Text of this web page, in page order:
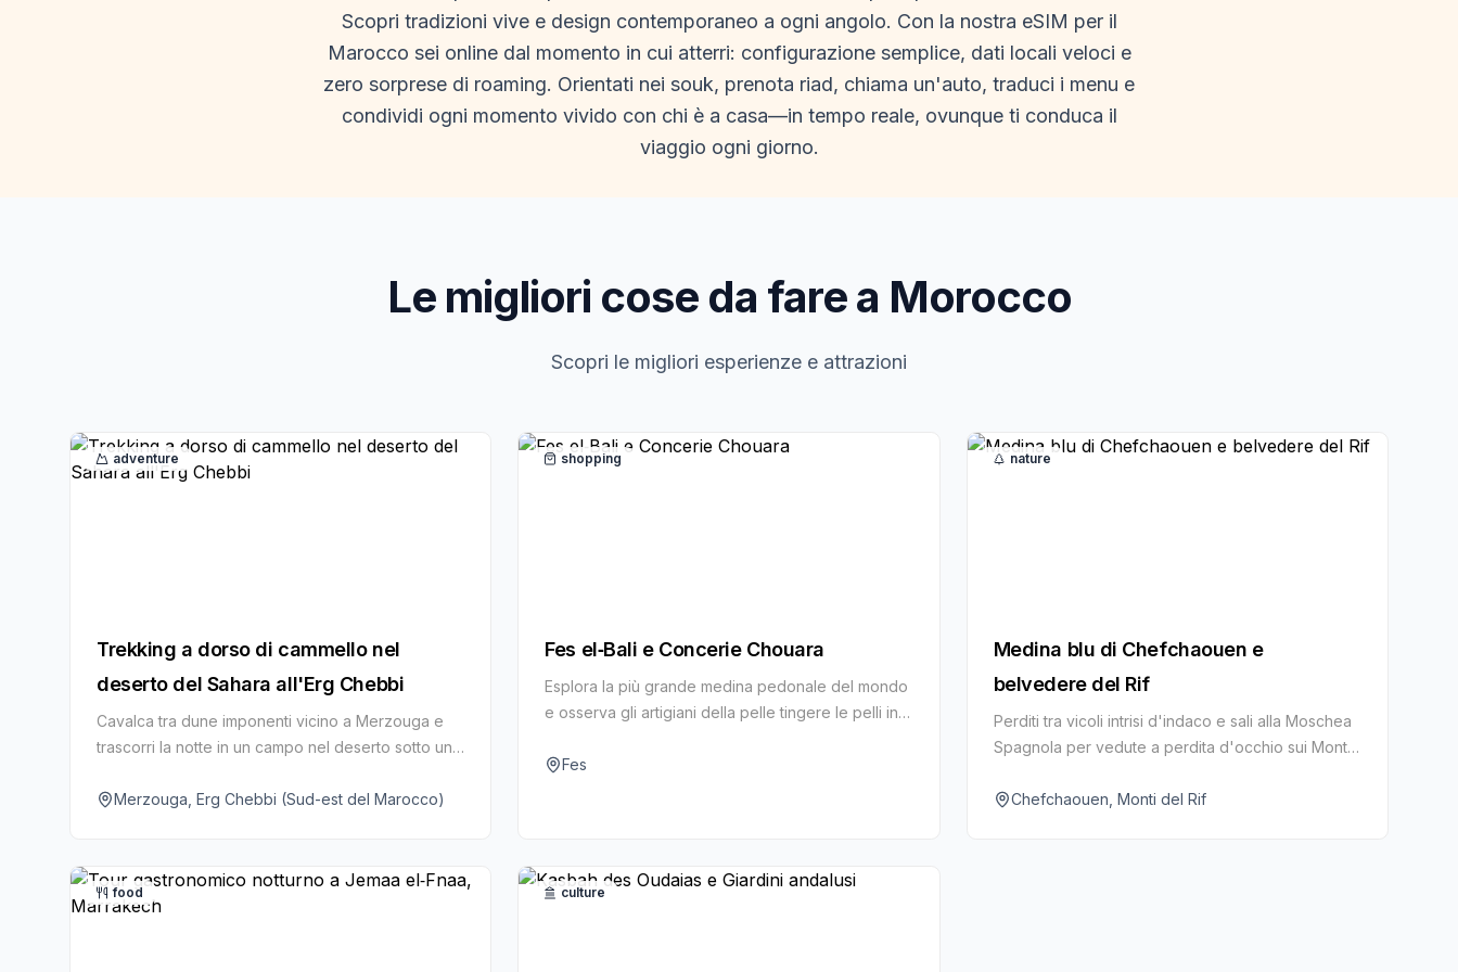
Scopri tradizioni vive e design contemporaneo a ogni angolo. Con la nostra eSIM per il
Marocco sei online dal momento in cui atterri: configurazione semplice, dati locali veloci e
zero sorprese di roaming. Orientati nei souk, prenota riad, chiama un'auto, traduci i menu e
condividi ogni momento vivido con chi è a casa—in tempo reale, ovunque ti conduca il
viaggio ogni giorno.
Le migliori cose da fare a Morocco
Scopri le migliori esperienze e attrazioni
adventure
Trekking a dorso di cammello nel
deserto del Sahara all'Erg Chebbi
Cavalca tra dune imponenti vicino a Merzouga e
trascorri la notte in un campo nel deserto sotto un
Merzouga, Erg Chebbi (Sud-est del Marocco)
shopping
Fes el‑Bali e Concerie Chouara
Esplora la più grande medina pedonale del mondo
e osserva gli artigiani della pelle tingere le pelli in
Fes
nature
Medina blu di Chefchaouen e
belvedere del Rif
Perditi tra vicoli intrisi d'indaco e sali alla Moschea
Spagnola per vedute a perdita d'occhio sui Monti
Chefchaouen, Monti del Rif
food culture